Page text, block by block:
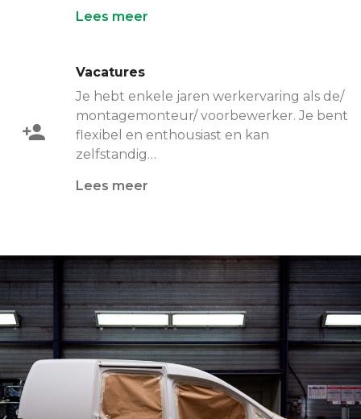
Lees meer
Vacatures
Je hebt enkele jaren werkervaring als de/
montagemonteur/ voorbewerker. Je bent
flexibel en enthousiast en kan
zelfstandig…
Lees meer